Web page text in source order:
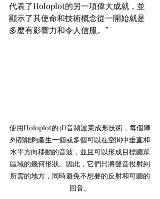
代表了Holoplot的另一項偉大成就，並
顯示了其使命和技術概念從一開始就是
多麼有影響力和令人信服。”
使用Holoplot的3D音頻波束成形技術，每個陣
列都能夠產生一個或多個可以在空間中垂直和
水平方向移動的音波，並且可以形成目標聽眾
區域的幾何形狀。因此，它們只將聲音投射到
所需的地方，同時避免不想要的反射和可聽的
回音。